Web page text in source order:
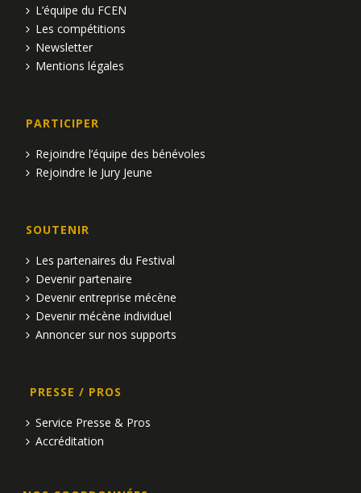
L’équipe du FCEN
Les compétitions
Newsletter
Mentions légales
PARTICIPER
Rejoindre l’équipe des bénévoles
Rejoindre le Jury Jeune
SOUTENIR
Les partenaires du Festival
Devenir partenaire
Devenir entreprise mécène
Devenir mécène individuel
Annoncer sur nos supports
PRESSE / PROS
Service Presse & Pros
Accréditation